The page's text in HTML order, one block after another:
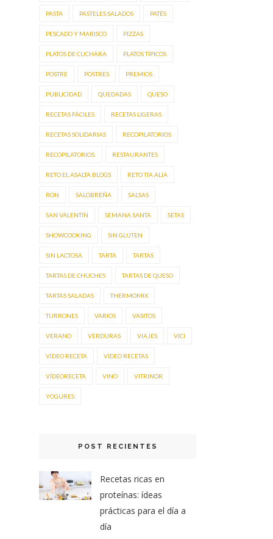
PASTA PASTELES SALADOS PATÉS
PESCADO Y MARISCO PIZZAS
PLATOS DE CUCHARA PLATOS TÍPICOS
POSTRE POSTRES PREMIOS
PUBLICIDAD QUEDADAS QUESO
RECETAS FÁCILES RECETAS LIGERAS
RECETAS SOLIDARIAS RECOPILATORIOS
RECOPILATORIOS. RESTAURANTES
RETO EL ASALTA BLOGS RETO TÍA ALIA
RON SALOBREÑA SALSAS
SAN VALENTÍN SEMANA SANTA SETAS
SHOWCOOKING SIN GLUTEN
SIN LACTOSA TARTA TARTAS
TARTAS DE CHUCHES TARTAS DE QUESO
TARTAS SALADAS THERMOMIX
TURRONES VARIOS VASITOS
VERANO VERDURAS VIAJES VICI
VÍDEO RECETA VIDEO RECETAS
VÍDEORECETA VINO VITRINOR
YOGURES
POST RECIENTES
Recetas ricas en
proteínas: ídeas
prácticas para el día a
día